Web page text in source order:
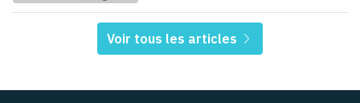
Voir tous les articles